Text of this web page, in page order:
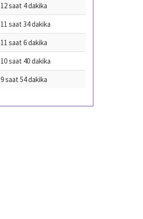
12 saat 4 dakika
11 saat 34 dakika
11 saat 6 dakika
10 saat 40 dakika
9 saat 54 dakika